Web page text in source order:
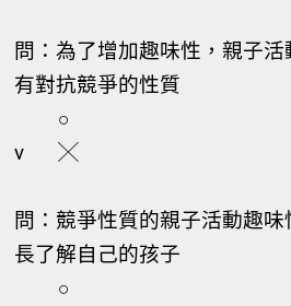
問：為了增加趣味性，親子
有對抗競爭的性質
○
v
╳
問：競爭性質的親子活動趣
長了解自己的孩子
○